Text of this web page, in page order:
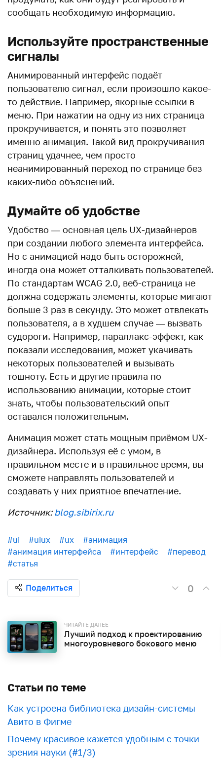
сообщать необходимую информацию.
Используйте пространственные
сигналы
Анимированный интерфейс подаёт
пользователю сигнал, если произошло какое-
то действие. Например, якорные ссылки в
меню. При нажатии на одну из них страница
прокручивается, и понять это позволяет
именно анимация. Такой вид прокручивания
страниц удачнее, чем просто
неанимированный переход по странице без
каких-либо объяснений.
Думайте об удобстве
Удобство — основная цель UX-дизайнеров
при создании любого элемента интерфейса.
Но с анимацией надо быть осторожней,
иногда она может отталкивать пользователей.
По стандартам WCAG 2.0, веб-страница не
должна содержать элементы, которые мигают
больше 3 раз в секунду. Это может отвлекать
пользователя, а в худшем случае — вызвать
судороги. Например, параллакс-эффект, как
показали исследования, может укачивать
некоторых пользователей и вызывать
тошноту. Есть и другие правила по
использованию анимации, которые стоит
знать, чтобы пользовательский опыт
оставался положительным.
Анимация может стать мощным приёмом UX-
дизайнера. Используя её с умом, в
правильном месте и в правильное время, вы
сможете направлять пользователей и
создавать у них приятное впечатление.
Источник:blog.sibirix.ru
#ui #uiux #ux
#анимация
#анимация интерфейса
#интерфейс
#перевод
#статья
Поделиться 0
ЧИТАЙТЕ ДАЛЕЕ
Лучший подход к проектированию
многоуровневого бокового меню
Статьи по теме
Как устроена библиотека дизайн-системы
Авито в Фигме
Почему красивое кажется удобным с точки
зрения науки (#1/3)